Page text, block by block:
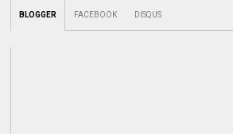
BLOGGER FACEBOOK DISQUS